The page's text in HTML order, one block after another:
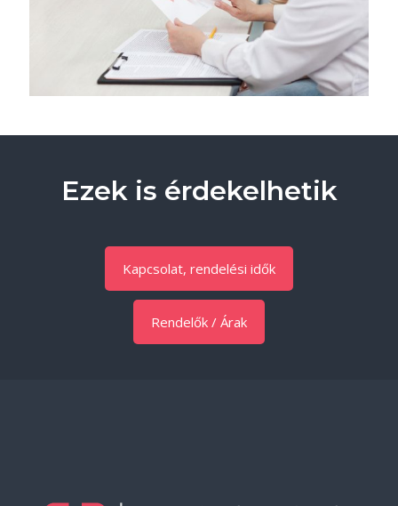
Ezek is érdekelhetik
Kapcsolat, rendelési idők
Rendelők / Árak